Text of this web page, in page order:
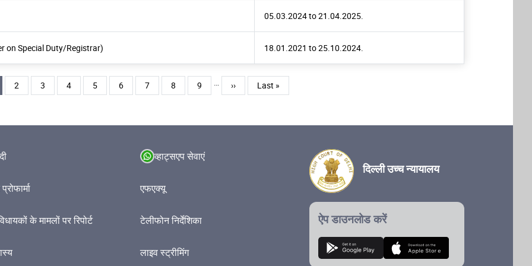
05.03.2024 to 21.04.2025.
on Special Duty/Registrar) 18.01.2021 to 25.10.2024.
page
पृष्ठ
2 पृष्ठ
3 पृष्ठ
4 पृष्ठ
5 पृष्ठ
6 पृष्ठ
7 पृष्ठ
8 पृष्ठ
9 … अगला पृष्ठ
›› Last page
Last »
के मामलों पर रिपोर्ट
व्हाट्सएप सेवाएं
एफएक्यू
टेलीफोन निर्देशिका
लाइव स्ट्रीमिंग
दिल्ली उच्च न्यायालय
ऐप डाउनलोड करें